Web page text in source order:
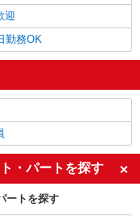
迎
勤務OK
・パートを探す
ートを探す